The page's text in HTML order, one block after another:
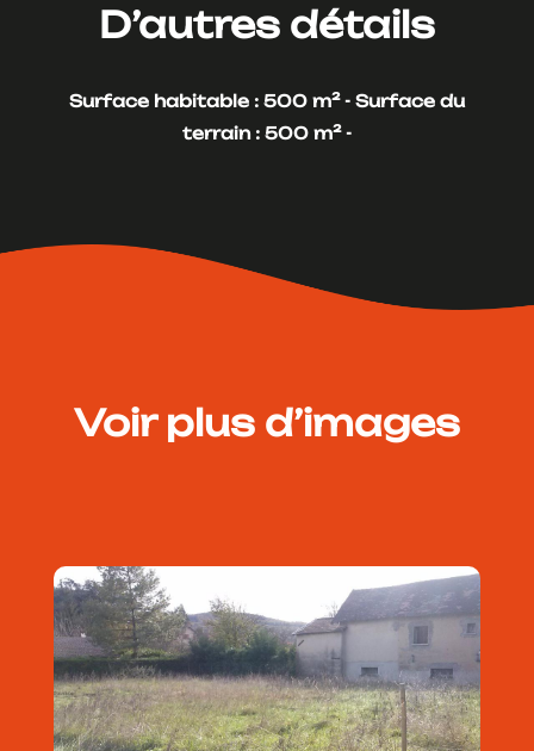
D’autres détails
Surface habitable : 500 m² - Surface du
terrain : 500 m² -
Voir plus d’images